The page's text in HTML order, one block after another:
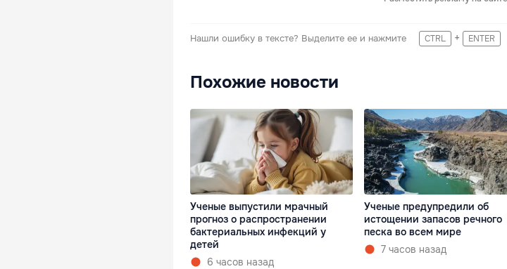
Нашли ошибку в тексте? Выделите ее и нажмите CTRL + ENTER
Похожие новости
Ученые выпустили мрачный
прогноз о распространении
бактериальных инфекций у
детей
6 часов назад
Ученые предупредили об
истощении запасов речного
песка во всем мире
7 часов назад